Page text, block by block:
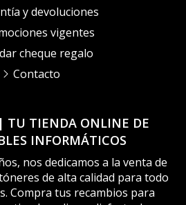
TU TIENDA ONLINE DE
INFORMÁTICOS
nos dedicamos a la venta de
de alta calidad para todo
Compra tus recambios para
y devoluciones
vigentes
cheque regalo
Contacto